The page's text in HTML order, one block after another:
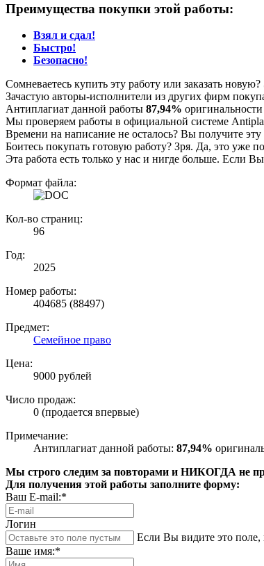
Преимущества покупки этой работы:
Взял и сдал!
Быстро!
Безопасно!
Сомневаетесь купить эту работу или заказать новую?
Зачастую авторы-исполнители из других фирм
Антиплагиат данной работы 87,94%
Мы проверяем работы в официальной системе
Времени на написание не осталось? Вы получите эту
Боитесь покупать готовую работу? Зря. Да, это уже
Эта работа есть только у нас и нигде больше. Если
Формат файла:
Кол-во страниц:
96
Год:
2025
Номер работы:
404685 (88497)
Предмет:
Семейное право
Цена:
9000 рублей
Число продаж:
0 (продается впервые)
Примечание:
Антиплагиат данной работы: 87,94%
Мы строго следим за повторами и НИКОГДА не
Для получения этой работы заполните форму:
Ваш E-mail:*
Логин
Если Вы видите это поле,
Ваше имя:*